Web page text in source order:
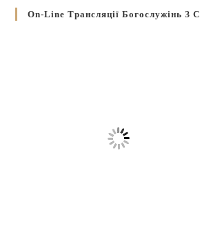
On-Line Трансляції Богослужінь З